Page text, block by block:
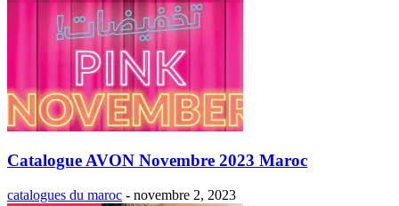
Catalogue AVON Novembre 2023 Maroc
catalogues du maroc - novembre 2, 2023